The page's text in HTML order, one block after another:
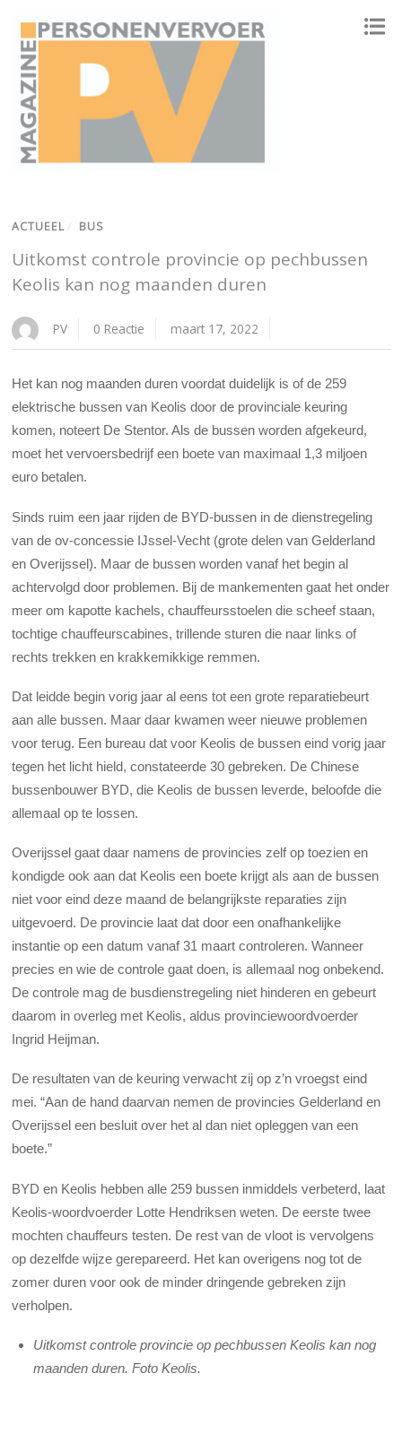
ACTUEEL / BUS
Uitkomst controle provincie op pechbussen
Keolis kan nog maanden duren
PV 0 Reactie maart 17, 2022
Het kan nog maanden duren voordat duidelijk is of de 259
elektrische bussen van Keolis door de provinciale keuring
komen, noteert De Stentor. Als de bussen worden afgekeurd,
moet het vervoersbedrijf een boete van maximaal 1,3 miljoen
euro betalen.
Sinds ruim een jaar rijden de BYD-bussen in de dienstregeling
van de ov-concessie IJssel-Vecht (grote delen van Gelderland
en Overijssel). Maar de bussen worden vanaf het begin al
achtervolgd door problemen. Bij de mankementen gaat het onder
meer om kapotte kachels, chauffeursstoelen die scheef staan,
tochtige chauffeurscabines, trillende sturen die naar links of
rechts trekken en krakkemikkige remmen.
Dat leidde begin vorig jaar al eens tot een grote reparatiebeurt
aan alle bussen. Maar daar kwamen weer nieuwe problemen
voor terug. Een bureau dat voor Keolis de bussen eind vorig jaar
tegen het licht hield, constateerde 30 gebreken. De Chinese
bussenbouwer BYD, die Keolis de bussen leverde, beloofde die
allemaal op te lossen.
Overijssel gaat daar namens de provincies zelf op toezien en
kondigde ook aan dat Keolis een boete krijgt als aan de bussen
niet voor eind deze maand de belangrijkste reparaties zijn
uitgevoerd. De provincie laat dat door een onafhankelijke
instantie op een datum vanaf 31 maart controleren. Wanneer
precies en wie de controle gaat doen, is allemaal nog onbekend.
De controle mag de busdienstregeling niet hinderen en gebeurt
daarom in overleg met Keolis, aldus provinciewoordvoerder
Ingrid Heijman.
De resultaten van de keuring verwacht zij op z’n vroegst eind
mei. “Aan de hand daarvan nemen de provincies Gelderland en
Overijssel een besluit over het al dan niet opleggen van een
boete.”
BYD en Keolis hebben alle 259 bussen inmiddels verbeterd, laat
Keolis-woordvoerder Lotte Hendriksen weten. De eerste twee
mochten chauffeurs testen. De rest van de vloot is vervolgens
op dezelfde wijze gerepareerd. Het kan overigens nog tot de
zomer duren voor ook de minder dringende gebreken zijn
verholpen.
Uitkomst controle provincie op pechbussen Keolis kan nog
maanden duren. Foto Keolis.